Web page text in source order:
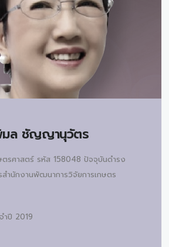
ล ชัญญานุวัตร
ตรศาสตร์ รหัส 158048 ปัจจุบันดำรง
ำนักงานพัฒนาการวิจัยการเกษตร
ำปี 2019